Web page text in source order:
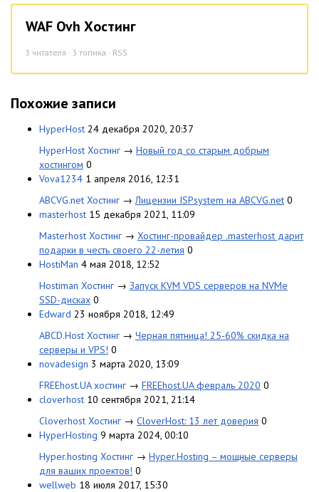
WAF Ovh Хостинг
3 читателя · 3 топика · RSS
Похожие записи
HyperHost 24 декабря 2020, 20:37
HyperHost Хостинг → Новый год со старым добрым
хостингом 0
Vova1234 1 апреля 2016, 12:31
ABCVG.net Хостинг →Лицензии ISPsystem на ABCVG.net 0
masterhost 15 декабря 2021, 11:09
Masterhost Хостинг → Хостинг-провайдер .masterhost дарит
подарки в честь своего 22-летия 0
HostiMan 4 мая 2018, 12:52
Hostiman Хостинг → Запуск KVM VDS серверов на NVMe
SSD-дисках 0
Edward 23 ноября 2018, 12:49
ABCD.Host Хостинг → Черная пятница! 25-60% скидка на
серверы и VPS! 0
novadesign 3 марта 2020, 13:09
FREEhost.UA хостинг → FREEhost.UA февраль 2020 0
cloverhost 10 сентября 2021, 21:14
Cloverhost Хостинг → CloverHost: 13 лет доверия 0
HyperHosting 9 марта 2024, 00:10
Hyper.hosting Хостинг → Hyper.Hosting – мощные серверы
для ваших проектов! 0
wellweb 18 июля 2017, 15:30